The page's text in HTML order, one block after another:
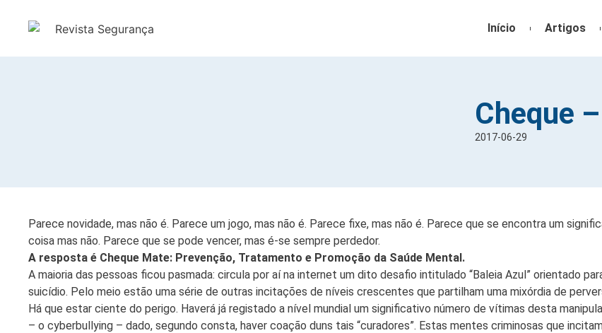
Início Artigos
Cheque
2017-06-29
Parece novidade, mas não é. Parece um jogo, mas não é. Parece fixe, mas não é. Parece que se encontra um
coisa mas não. Parece que se pode vencer, mas é-se sempre perdedor.
A resposta é Cheque Mate: Prevenção, Tratamento e Promoção da Saúde Mental.
A maioria das pessoas ficou pasmada: circula por aí na internet um dito desafio intitulado “Baleia Azul” orientado
suicídio. Pelo meio estão uma série de outras incitações de níveis crescentes que partilham uma mixórdia de
Há que estar ciente do perigo. Haverá já registado a nível mundial um significativo número de vítimas desta
– o cyberbullying – dado, segundo consta, haver coação duns tais “curadores”. Estas mentes criminosas que